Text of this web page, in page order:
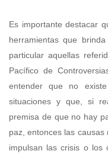
Es importante destacar
herramientas que
particular aquellas
Pacífico de
entender que no
situaciones y que, si
premisa de que no hay
paz, entonces las
impulsan las crisis o los